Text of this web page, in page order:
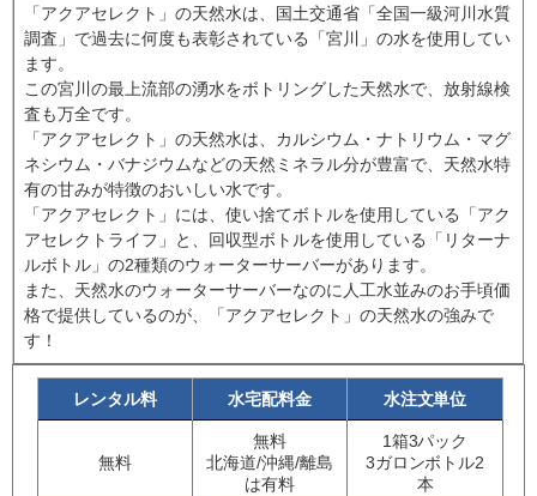
「アクアセレクト」の天然水は、国土交通省「全国一級河川水質
調査」で過去に何度も表彰されている「宮川」の水を使用してい
ます。
この宮川の最上流部の湧水をボトリングした天然水で、放射線検
査も万全です。
「アクアセレクト」の天然水は、カルシウム・ナトリウム・マグ
ネシウム・バナジウムなどの天然ミネラル分が豊富で、天然水特
有の甘みが特徴のおいしい水です。
「アクアセレクト」には、使い捨てボトルを使用している「アク
アセレクトライフ」と、回収型ボトルを使用している「リターナ
ルボトル」の2種類のウォーターサーバーがあります。
また、天然水のウォーターサーバーなのに人工水並みのお手頃価
格で提供しているのが、「アクアセレクト」の天然水の強みで
す！
レンタル料 水宅配料金 水注文単位
無料
無料
北海道/沖縄/離島
は有料
1箱3パック
3ガロンボトル2
本